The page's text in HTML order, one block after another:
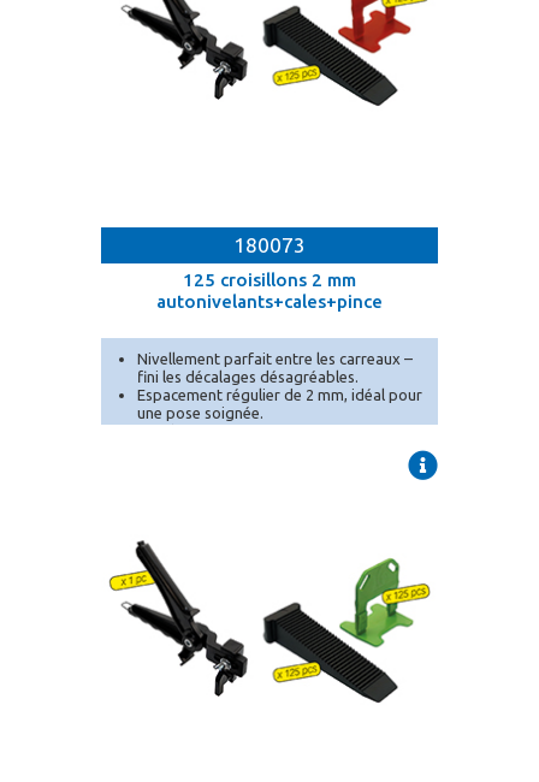
180073
125 croisillons 2 mm
autonivelants+cales+pince
Nivellement parfait entre les carreaux –
fini les décalages désagréables.
Espacement régulier de 2 mm, idéal pour
une pose soignée.
Conditionnement en seau pratique pour